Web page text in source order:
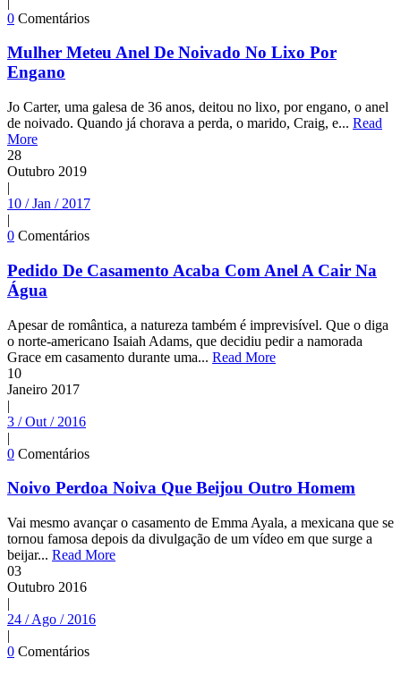
0 Comentários
Mulher Meteu Anel De Noivado No Lixo Por
Engano
Jo Carter, uma galesa de 36 anos, deitou no lixo, por engano, o anel
de noivado. Quando já chorava a perda, o marido, Craig, e... Read
More
28
Outubro 2019
|
10 / Jan / 2017
|
0 Comentários
Pedido De Casamento Acaba Com Anel A Cair Na
Água
Apesar de romântica, a natureza também é imprevisível. Que o diga
o norte-americano Isaiah Adams, que decidiu pedir a namorada
Grace em casamento durante uma... Read More
10
Janeiro 2017
|
3 / Out / 2016
|
0 Comentários
Noivo Perdoa Noiva Que Beijou Outro Homem
Vai mesmo avançar o casamento de Emma Ayala, a mexicana que se
tornou famosa depois da divulgação de um vídeo em que surge a
beijar... Read More
03
Outubro 2016
|
24 / Ago / 2016
|
0 Comentários